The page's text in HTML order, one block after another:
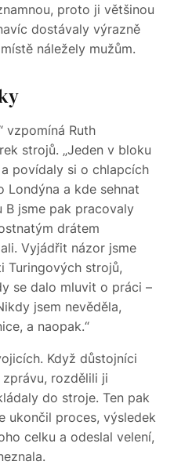
proto ji většinou
dostávaly výrazně
náležely mužům.
vzpomíná Ruth
strojů. „Jeden v bloku
povídaly si o chlapcích
Londýna a kde sehnat
B jsme pak pracovaly
drátem
Vyjádřit názor jsme
Turingových strojů,
se dalo mluvit o práci –
jsem nevěděla,
a naopak.“
Když důstojníci
rozdělili ji
do stroje. Ten pak
ukončil proces, výsledek
celku a odeslal velení,